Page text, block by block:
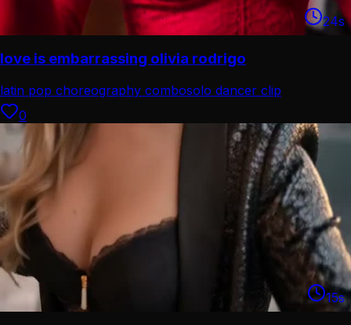
24s
love is embarrassing olivia rodrigo
latin pop choreography combosolo dancer clip
0
15s